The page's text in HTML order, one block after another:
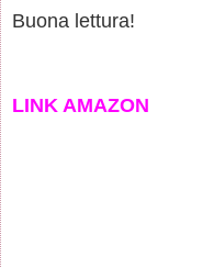
Buona lettura!
LINK AMAZON